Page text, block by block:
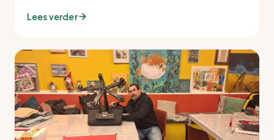
Lees verder